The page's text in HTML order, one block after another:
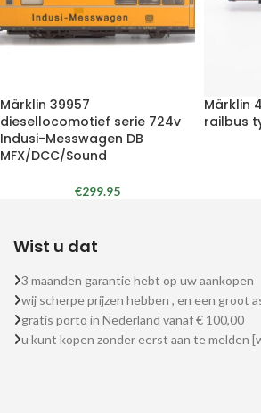
Märklin 39957
diesellocomotief serie 724v
Indusi-Messwagen DB
MFX/DCC/Sound
€299.95
Märklin
railbus
Wist u dat
3 maanden garantie hebt op uw aankopen
wij scherpe prijzen hebben , en een groot
gratis porto in Nederland vanaf € 100,00
u kunt kopen zonder eerst aan te melden